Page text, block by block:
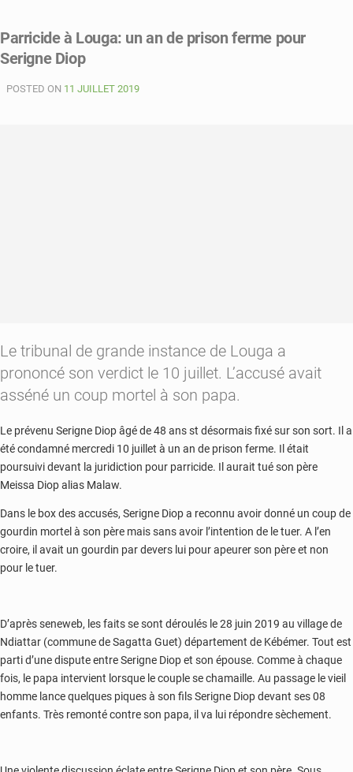
ordinateurs
volés
ministère
Parricide à Louga: un an de prison ferme pour
Serigne Diop
POSTED ON 11 JUILLET 2019
Le tribunal de grande instance de Louga a
prononcé son verdict le 10 juillet. L’accusé avait
asséné un coup mortel à son papa.
Le prévenu Serigne Diop âgé de 48 ans st désormais fixé sur son sort. Il a
été condamné mercredi 10 juillet à un an de prison ferme. Il était
poursuivi devant la juridiction pour parricide. Il aurait tué son père
Meissa Diop alias Malaw.
Dans le box des accusés, Serigne Diop a reconnu avoir donné un coup de
gourdin mortel à son père mais sans avoir l’intention de le tuer. A l’en
croire, il avait un gourdin par devers lui pour apeurer son père et non
pour le tuer.
D’après seneweb, les faits se sont déroulés le 28 juin 2019 au village de
Ndiattar (commune de Sagatta Guet) département de Kébémer. Tout est
parti d’une dispute entre Serigne Diop et son épouse. Comme à chaque
fois, le papa intervient lorsque le couple se chamaille. Au passage le vieil
homme lance quelques piques à son fils Serigne Diop devant ses 08
enfants. Très remonté contre son papa, il va lui répondre sèchement.